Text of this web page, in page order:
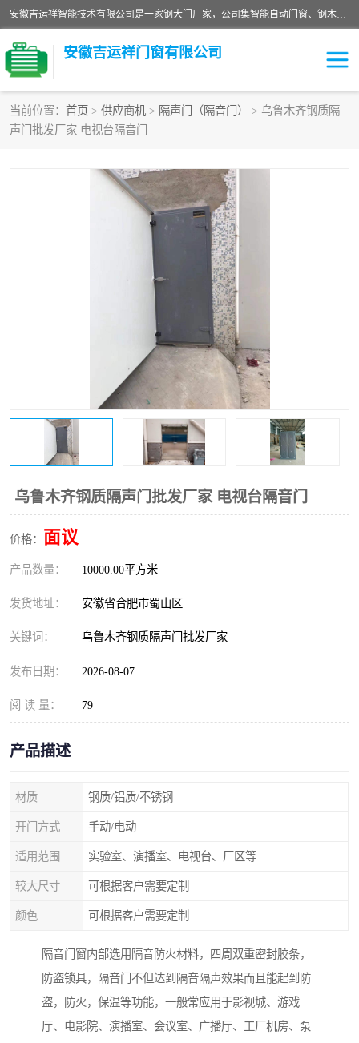
安徽吉运祥智能技术有限公司是一家钢大门厂家，公司集智能自动门窗、钢木门、特种门窗、工业门窗、图集门窗、定制门窗、非标门窗等通道产品的研发设计、制作、安装于一体的综合性、性高新技术企业。
安徽吉运祥门窗有限公司
当前位置： 首页 > 供应商机 > 隔声门（隔音门）
> 乌鲁木齐钢质隔
声门批发厂家 电视台隔音门
乌鲁木齐钢质隔声门批发厂家 电视台隔音门
价格： 面议
产品数量： 10000.00平方米
发货地址： 安徽省合肥市蜀山区
关键词： 乌鲁木齐钢质隔声门批发厂家
发布日期： 2026-08-07
阅 读 量： 79
产品描述
材质 钢质/铝质/不锈钢
开门方式 手动/电动
适用范围 实验室、演播室、电视台、厂区等
较大尺寸 可根据客户需要定制
颜色 可根据客户需要定制
隔音门窗内部选用隔音防火材料，四周双重密封胶条，
防盗锁具，隔音门不但达到隔音隔声效果而且能起到防
盗，防火，保温等功能，一般常应用于影视城、游戏
厅、电影院、演播室、会议室、广播厅、工厂机房、泵
保温门
变压器室门窗
钢木门
工业平移门
监狱门及监狱设备
钢大门厂家
彩钢板门